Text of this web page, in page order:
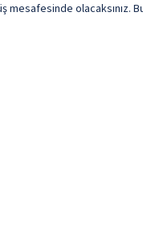
olacaksınız.